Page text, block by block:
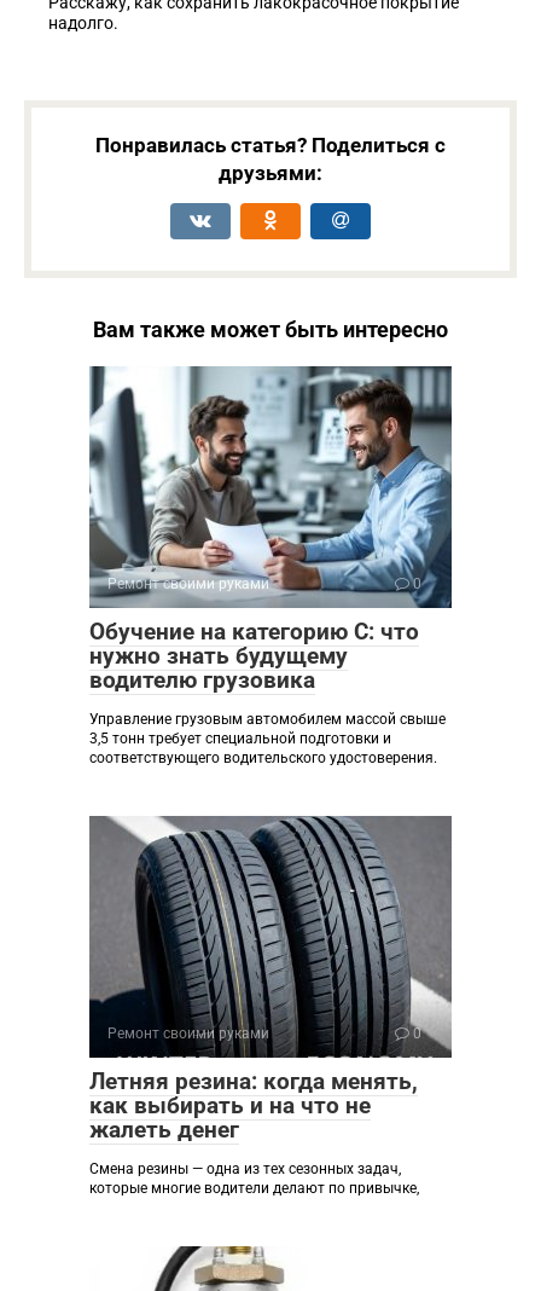
надолго.
Понравилась статья? Поделиться с
друзьями:
Вам также может быть интересно
Ремонт своими руками 0
Обучение на категорию C: что
нужно знать будущему
водителю грузовика
Управление грузовым автомобилем массой свыше
3,5 тонн требует специальной подготовки и
соответствующего водительского удостоверения.
Ремонт своими руками 0
Летняя резина: когда менять,
как выбирать и на что не
жалеть денег
Смена резины — одна из тех сезонных задач,
которые многие водители делают по привычке,